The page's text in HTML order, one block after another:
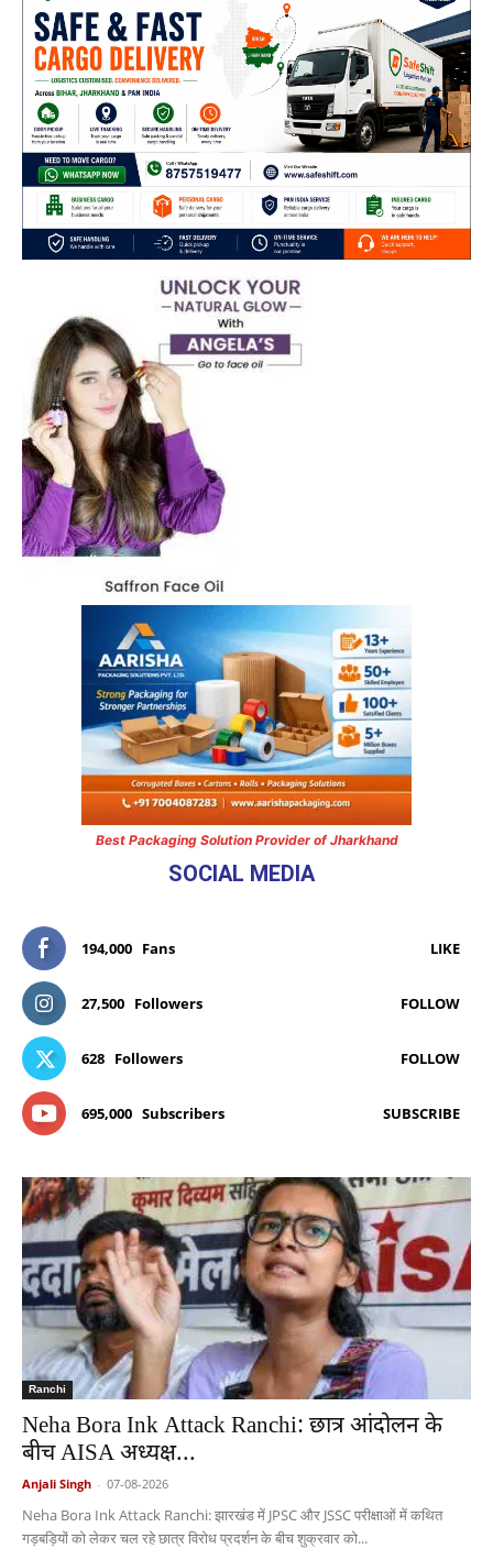
Best Packaging Solution Provider of Jharkhand
SOCIAL MEDIA
194,000 Fans LIKE
27,500 Followers FOLLOW
628 Followers FOLLOW
695,000 Subscribers SUBSCRIBE
Ranchi
Neha Bora Ink Attack Ranchi: छात्र आंदोलन के
बीच AISA अध्यक्ष...
Anjali Singh - 07-08-2026
Neha Bora Ink Attack Ranchi: झारखंड में JPSC और JSSC परीक्षाओं में कथित
गड़बड़ियों को लेकर चल रहे छात्र विरोध प्रदर्शन के बीच शुक्रवार को...